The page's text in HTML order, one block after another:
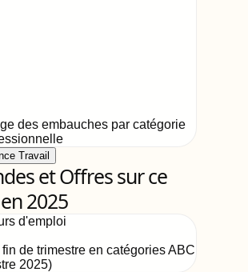
des embauches par catégorie
Travail
et Offres sur ce
2025
d'emploi
fin de trimestre en catégories ABC
2025)